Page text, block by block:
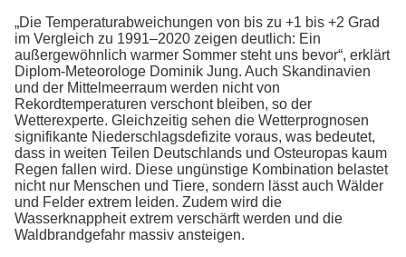
„Die Temperaturabweichungen von bis zu +1 bis +2 Grad
im Vergleich zu 1991–2020 zeigen deutlich: Ein
außergewöhnlich warmer Sommer steht uns bevor“, erklärt
Diplom-Meteorologe Dominik Jung. Auch Skandinavien
und der Mittelmeerraum werden nicht von
Rekordtemperaturen verschont bleiben, so der
Wetterexperte. Gleichzeitig sehen die Wetterprognosen
signifikante Niederschlagsdefizite voraus, was bedeutet,
dass in weiten Teilen Deutschlands und Osteuropas kaum
Regen fallen wird. Diese ungünstige Kombination belastet
nicht nur Menschen und Tiere, sondern lässt auch Wälder
und Felder extrem leiden. Zudem wird die
Wasserknappheit extrem verschärft werden und die
Waldbrandgefahr massiv ansteigen.